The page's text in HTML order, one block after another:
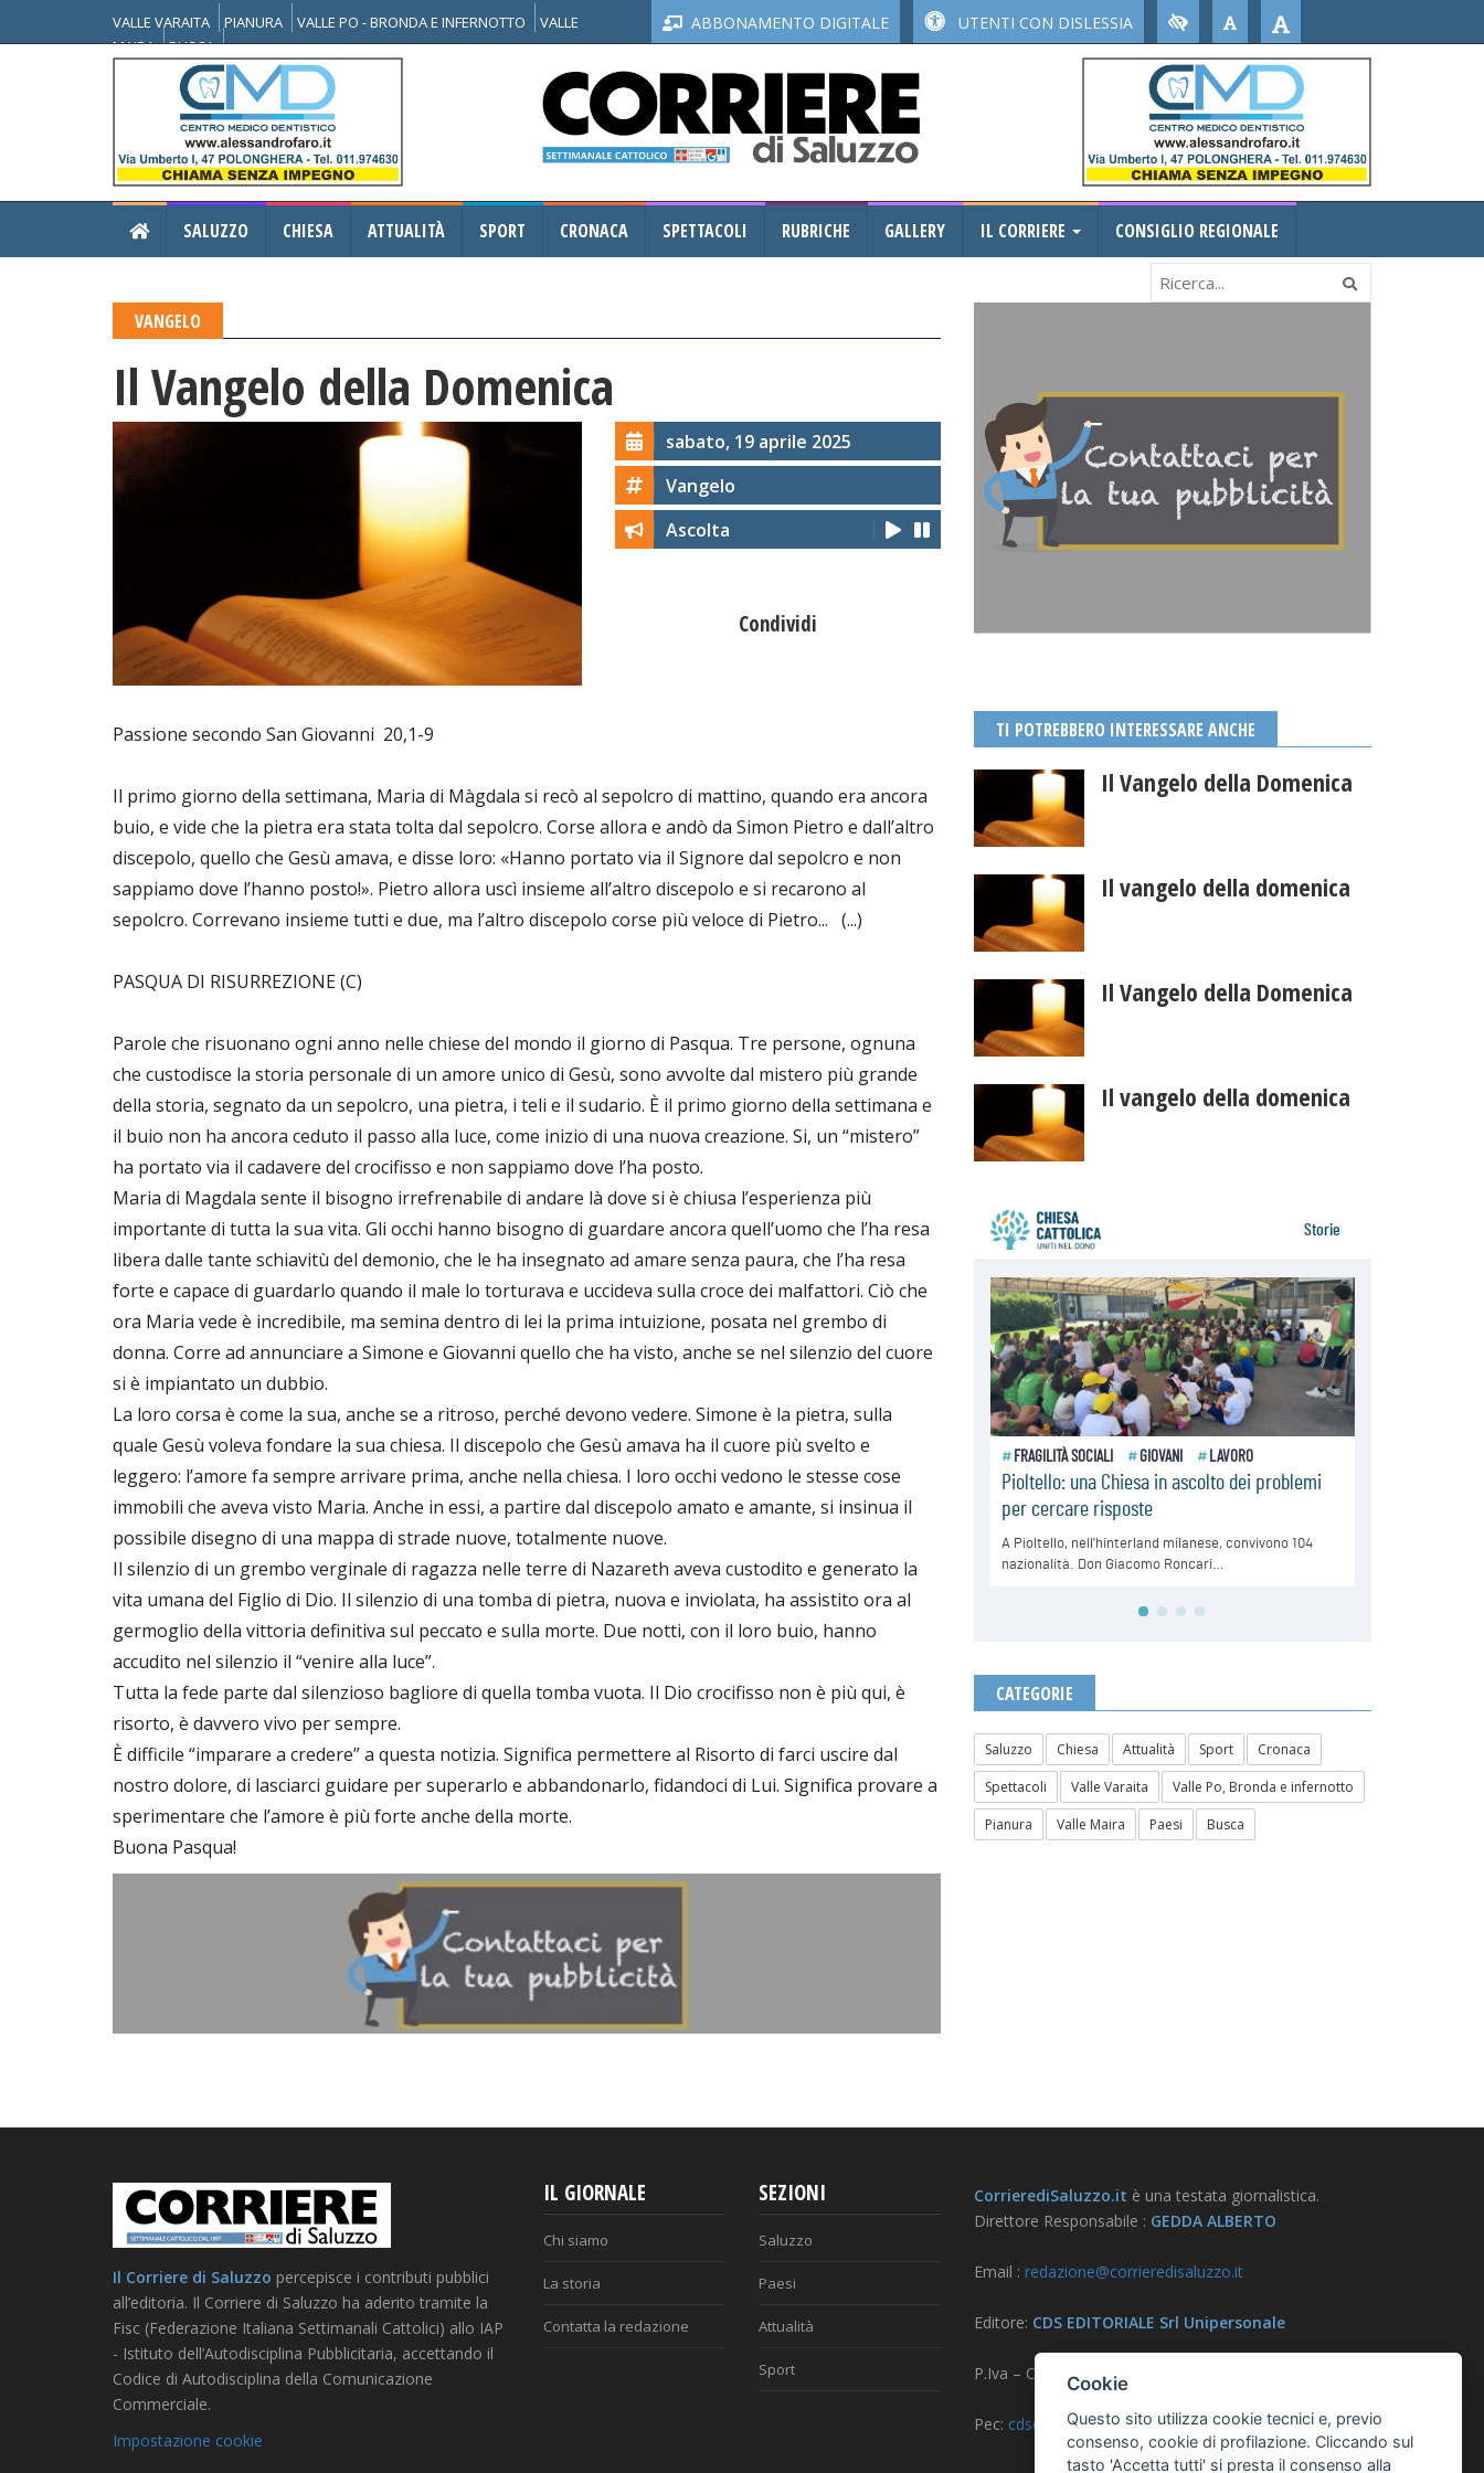
VALLE VARAITA PIANURA VALLE PO - BRONDA E INFERNOTTO
VALLE
MAIRA
BUSCA
ABBONAMENTO DIGITALE UTENTI CON DISLESSIA
SALUZZO CHIESA ATTUALITÀ SPORT CRONACA SPETTACOLI RUBRICHE GALLERY IL CORRIERE CONSIGLIO REGIONALE
VANGELO
Il Vangelo della Domenica
sabato, 19 aprile 2025
Vangelo
Ascolta
Condividi
Passione secondo San Giovanni 20,1-9
Il primo giorno della settimana, Maria di Màgdala si recò al sepolcro di mattino, quando era ancora
buio, e vide che la pietra era stata tolta dal sepolcro. Corse allora e andò da Simon Pietro e dall’altro
discepolo, quello che Gesù amava, e disse loro: «Hanno portato via il Signore dal sepolcro e non
sappiamo dove l’hanno posto!». Pietro allora uscì insieme all’altro discepolo e si recarono al
sepolcro. Correvano insieme tutti e due, ma l’altro discepolo corse più veloce di Pietro... (...)
PASQUA DI RISURREZIONE (C)
Parole che risuonano ogni anno nelle chiese del mondo il giorno di Pasqua. Tre persone, ognuna
che custodisce la storia personale di un amore unico di Gesù, sono avvolte dal mistero più grande
della storia, segnato da un sepolcro, una pietra, i teli e il sudario. È il primo giorno della settimana e
il buio non ha ancora ceduto il passo alla luce, come inizio di una nuova creazione. Si, un “mistero”
ha portato via il cadavere del crocifisso e non sappiamo dove l’ha posto.
Maria di Magdala sente il bisogno irrefrenabile di andare là dove si è chiusa l’esperienza più
importante di tutta la sua vita. Gli occhi hanno bisogno di guardare ancora quell’uomo che l’ha resa
libera dalle tante schiavitù del demonio, che le ha insegnato ad amare senza paura, che l’ha resa
forte e capace di guardarlo quando il male lo torturava e uccideva sulla croce dei malfattori. Ciò che
ora Maria vede è incredibile, ma semina dentro di lei la prima intuizione, posata nel grembo di
donna. Corre ad annunciare a Simone e Giovanni quello che ha visto, anche se nel silenzio del cuore
si è impiantato un dubbio.
La loro corsa è come la sua, anche se a ritroso, perché devono vedere. Simone è la pietra, sulla
quale Gesù voleva fondare la sua chiesa. Il discepolo che Gesù amava ha il cuore più svelto e
leggero: l’amore fa sempre arrivare prima, anche nella chiesa. I loro occhi vedono le stesse cose
immobili che aveva visto Maria. Anche in essi, a partire dal discepolo amato e amante, si insinua il
possibile disegno di una mappa di strade nuove, totalmente nuove.
Il silenzio di un grembo verginale di ragazza nelle terre di Nazareth aveva custodito e generato la
vita umana del Figlio di Dio. Il silenzio di una tomba di pietra, nuova e inviolata, ha assistito ora al
germoglio della vittoria definitiva sul peccato e sulla morte. Due notti, con il loro buio, hanno
accudito nel silenzio il “venire alla luce”.
Tutta la fede parte dal silenzioso bagliore di quella tomba vuota. Il Dio crocifisso non è più qui, è
risorto, è davvero vivo per sempre.
È difficile “imparare a credere” a questa notizia. Significa permettere al Risorto di farci uscire dal
nostro dolore, di lasciarci guidare per superarlo e abbandonarlo, fidandoci di Lui. Significa provare a
sperimentare che l’amore è più forte anche della morte.
Buona Pasqua!
TI POTREBBERO INTERESSARE ANCHE
Il Vangelo della Domenica
Il vangelo della domenica
Il Vangelo della Domenica
Il vangelo della domenica
CATEGORIE
Saluzzo Chiesa Attualità Sport
Cronaca
Spettacoli
Valle Varaita
Valle Po, Bronda e infernotto
Pianura
Valle Maira Paesi Busca
Il Corriere di Saluzzo percepisce i contributi pubblici
all’editoria. Il Corriere di Saluzzo ha aderito tramite la
Fisc (Federazione Italiana Settimanali Cattolici) allo IAP
- Istituto dell’Autodisciplina Pubblicitaria, accettando il
Codice di Autodisciplina della Comunicazione
Commerciale.
Impostazione cookie
IL GIORNALE
Chi siamo
La storia
Contatta la redazione
SEZIONI
Saluzzo
Paesi
Attualità
Sport
CorrierediSaluzzo.it è una testata giornalistica.
Direttore Responsabile : GEDDA ALBERTO
Email : redazione@corrieredisaluzzo.it
Editore: CDS EDITORIALE Srl Unipersonale
P.Iva – CF – Reg. Imprese CN 03733570042
Pec: cdseditoriale@pec.it
Cookie
Questo sito utilizza cookie tecnici e, previo
consenso, cookie di profilazione. Cliccando sul
tasto 'Accetta tutti' si presta il consenso alla